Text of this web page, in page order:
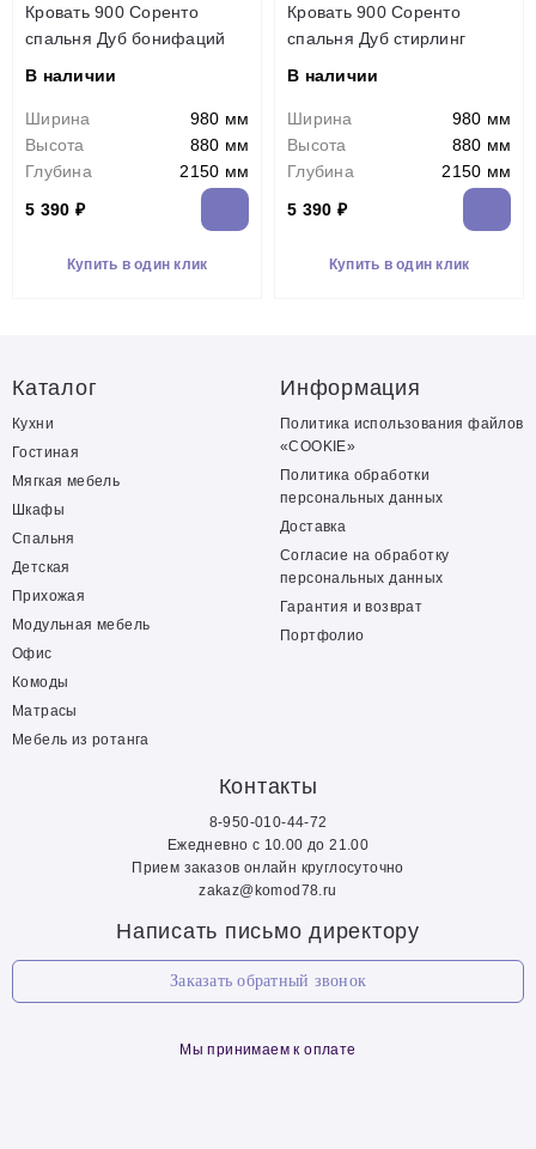
Кровать 900 Соренто
спальня Дуб бонифаций
В наличии
Ширина
980 мм
Высота
880 мм
Глубина
2150 мм
5 390 ₽
Купить в один клик
Кровать 900 Соренто
спальня Дуб стирлинг
В наличии
Ширина
980 мм
Высота
880 мм
Глубина
2150 мм
5 390 ₽
Купить в один клик
Каталог
Кухни
Гостиная
Мягкая мебель
Шкафы
Спальня
Детская
Прихожая
Модульная мебель
Офис
Комоды
Матрасы
Мебель из ротанга
Информация
Политика использования файлов
«COOKIE»
Политика обработки
персональных данных
Доставка
Согласие на обработку
персональных данных
Гарантия и возврат
Портфолио
Контакты
8-950-010-44-72
Ежедневно с 10.00 до 21.00
Прием заказов онлайн круглосуточно
zakaz@komod78.ru
Написать письмо директору
Заказать обратный звонок
Мы принимаем к оплате